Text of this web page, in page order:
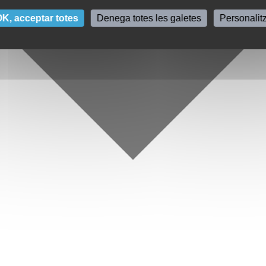
acceptar totes Denega totes les galetes